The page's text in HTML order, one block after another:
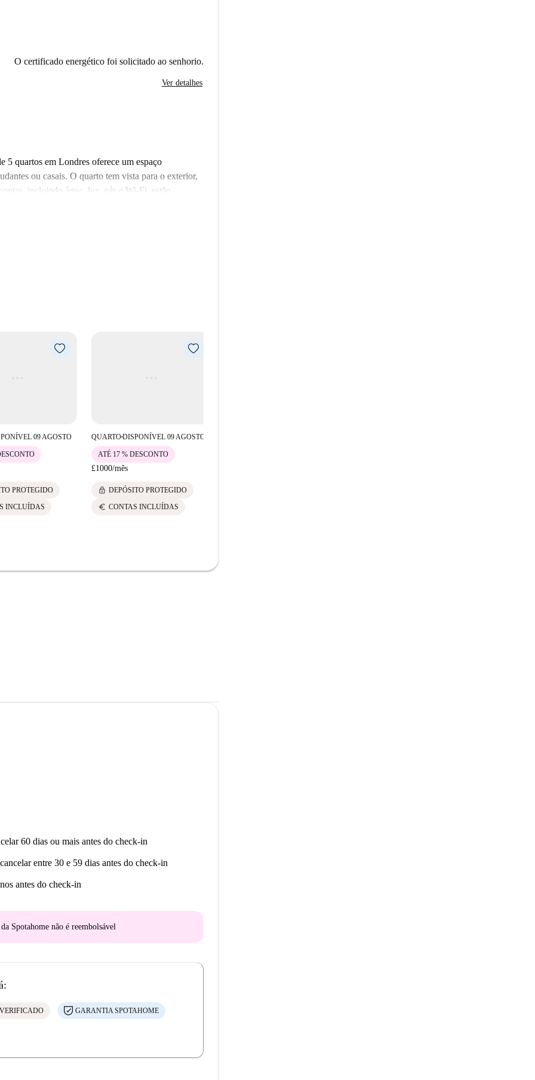
O certificado energético foi solicitado ao senhorio.
Ver detalhes
5 quartos em Londres oferece um espaço
ou casais. O quarto tem vista para o exterior,
incluindo água, luz, gás e Wi-Fi, estão
para os inquilinos. Embora a Spotahome não
está cercado por diversas opções
em restaurantes próximos, como Butchers
09 AGOSTO
PROTEGIDO
INCLUÍDAS
QUARTO■DISPONÍVEL 09 AGOSTO
£1000/mês
ATÉ 17 % DESCONTO
lock DEPÓSITO PROTEGIDO
euro CONTAS INCLUÍDAS
60 dias ou mais antes do check-in
entre 30 e 59 dias antes do check-in
antes do check-in
Spotahome não é reembolsável
GARANTIA SPOTAHOME